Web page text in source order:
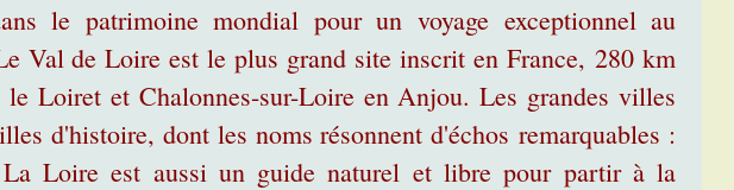
le patrimoine mondial pour un voyage exceptionnel au
Val de Loire est le plus grand site inscrit en France, 280 km
Loiret et Chalonnes-sur-Loire en Anjou. Les grandes villes
d'histoire, dont les noms résonnent d'échos remarquables :
Loire est aussi un guide naturel et libre pour partir à la